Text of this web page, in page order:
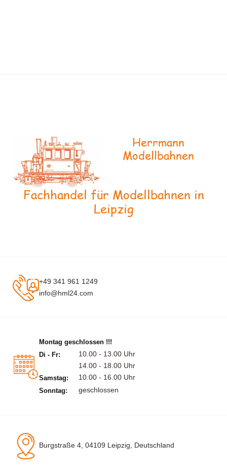
Herrmann
Modellbahnen
Fachhandel für Modellbahnen in
Leipzig
+49 341 961 1249
info@hml24.com
Montag geschlossen !!!
Di - Fr:
10.00 - 13.00 Uhr
14.00 - 18.00 Uhr
Samstag: 10.00 - 16.00 Uhr
Sonntag: geschlossen
Burgstraße 4, 04109 Leipzig, Deutschland